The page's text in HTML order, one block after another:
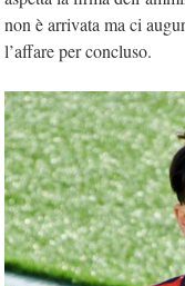
non è arrivata ma ci
l’affare per concluso.